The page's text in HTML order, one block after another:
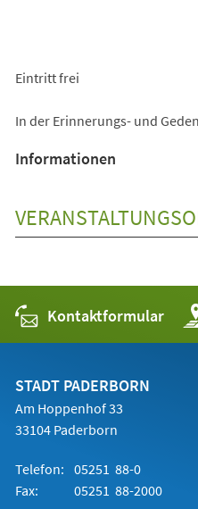
Eintritt frei
In der Erinnerungs- und
Informationen
Kontaktformular
in
STADT PADERBORN
Am Hoppenhof 33
33104 Paderborn
Telefon: 05251 88-0
Fax:
05251 88-2000